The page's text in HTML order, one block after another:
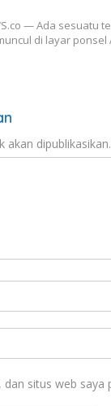
— Ada sesuatu
di layar
akan dipublikasikan.
dan situs web